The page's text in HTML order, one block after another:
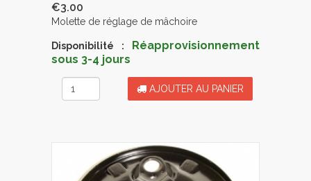
€3.00
Molette de réglage de mâchoire
Disponibilité :
Réapprovisionnement
sous 3-4 jours
AJOUTER AU PANIER